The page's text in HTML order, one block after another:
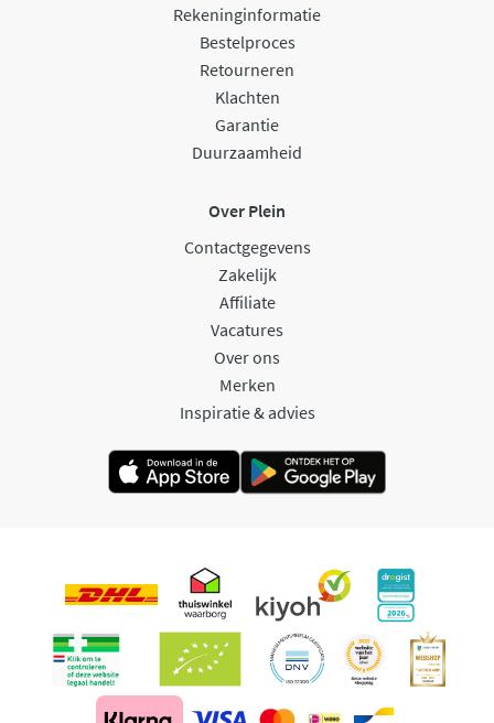
Rekeninginformatie
Bestelproces
Retourneren
Klachten
Garantie
Duurzaamheid
Over Plein
Contactgegevens
Zakelijk
Affiliate
Vacatures
Over ons
Merken
Inspiratie & advies